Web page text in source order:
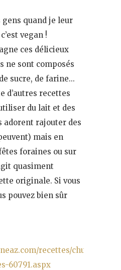
gens quand je leur
vegan !
ces délicieux
ne sont composés
sucre, de farine…
d’autres recettes
du lait et des
rajouter des
mais en
foraines ou sur
quasiment
originale. Si vous
pouvez bien sûr
recettes/churros-
60791.aspx